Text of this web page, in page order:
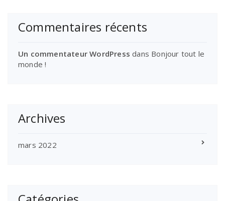
Commentaires récents
Un commentateur WordPress dans Bonjour tout le
monde !
Archives
mars 2022